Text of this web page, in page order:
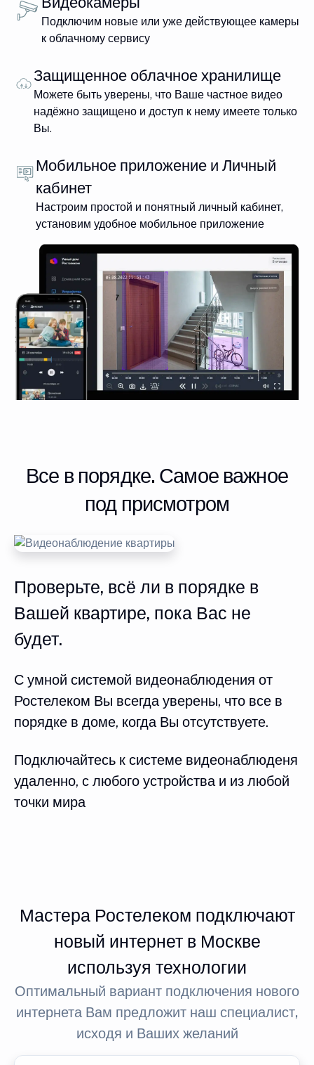
Подключим новые или уже действующее камеры
к облачному сервису
Защищенное облачное хранилище
Можете быть уверены, что Ваше частное видео
надёжно защищено и доступ к нему имеете только
Вы.
Мобильное приложение и Личный
кабинет
Настроим простой и понятный личный кабинет,
установим удобное мобильное приложение
Все в порядке. Самое важное
под присмотром
Проверьте, всё ли в порядке в
Вашей квартире, пока Вас не
будет.
С умной системой видеонаблюдения от
Ростелеком Вы всегда уверены, что все в
порядке в доме, когда Вы отсутствуете.
Подключайтесь к системе видеонаблюденя
удаленно, с любого устройства и из любой
точки мира
Мастера Ростелеком подключают
новый интернет в Москве
используя технологии
Оптимальный вариант подключения нового
интернета Вам предложит наш специалист,
исходя и Ваших желаний